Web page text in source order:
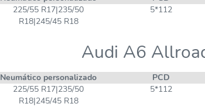
225/55 R17|235/50
R18|245/45 R18
5*112
Audi A6
Neumático personalizado PCD
225/55 R17|235/50
R18|245/45 R18
5*112